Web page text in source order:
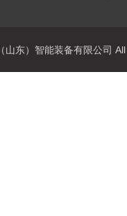
山东）智能装备有限公